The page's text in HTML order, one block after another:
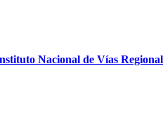
Nacional de Vías